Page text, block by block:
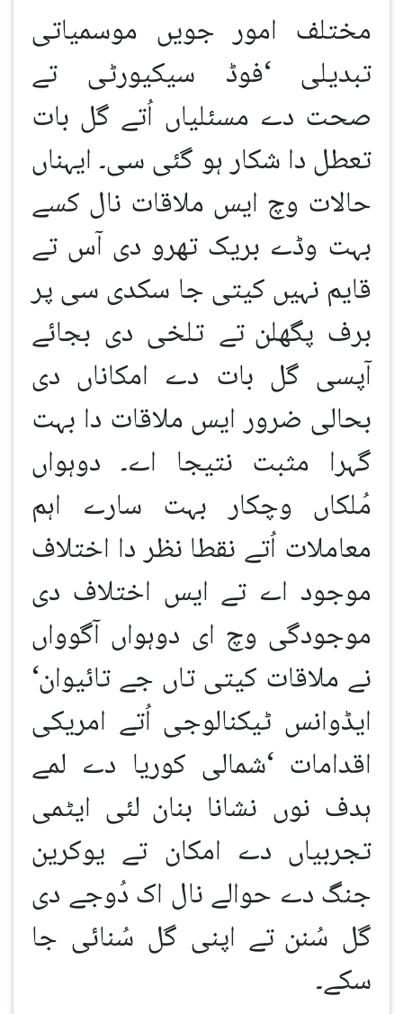
مختلف امور جویں موسمیاتی
تبدیلی ‘فوڈ سیکیورٹی تے
صحت دے مسئلیاں اُتے گل بات
تعطل دا شکار ہو گئی سی۔ ایہناں
حالات وچ ایس ملاقات نال کسے
بہت وڈے بریک تھرو دی آس تے
قایم نہیں کیتی جا سکدی سی پر
برف پگھلن تے تلخی دی بجائے
آپسی گل بات دے امکاناں دی
بحالی ضرور ایس ملاقات دا بہت
گہرا مثبت نتیجا اے۔ دوہواں
مُلکاں وچکار بہت سارے اہم
معاملات اُتے نقطا نظر دا اختلاف
موجود اے تے ایس اختلاف دی
موجودگی وچ ای دوہواں آگوواں
نے ملاقات کیتی تاں جے تائیوان‘
ایڈوانس ٹیکنالوجی اُتے امریکی
اقدامات ‘شمالی کوریا دے لمے
ہدف نوں نشانا بنان لئی ایٹمی
تجربیاں دے امکان تے یوکرین
جنگ دے حوالے نال اک دُوجے دی
گل سُنن تے اپنی گل سُنائی جا
سکے۔